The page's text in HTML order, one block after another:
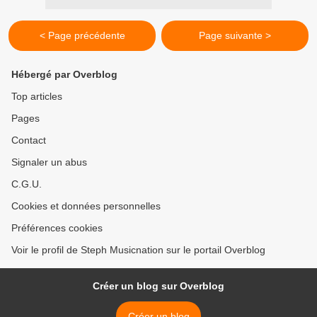
< Page précédente Page suivante >
Hébergé par Overblog
Top articles
Pages
Contact
Signaler un abus
C.G.U.
Cookies et données personnelles
Préférences cookies
Voir le profil de Steph Musicnation sur le portail Overblog
Créer un blog sur Overblog